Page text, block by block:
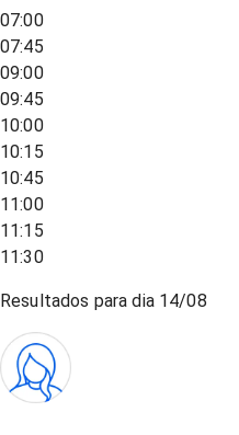
07:00
07:45
09:00
09:45
10:00
10:15
10:45
11:00
11:15
11:30
Resultados para dia 14/08